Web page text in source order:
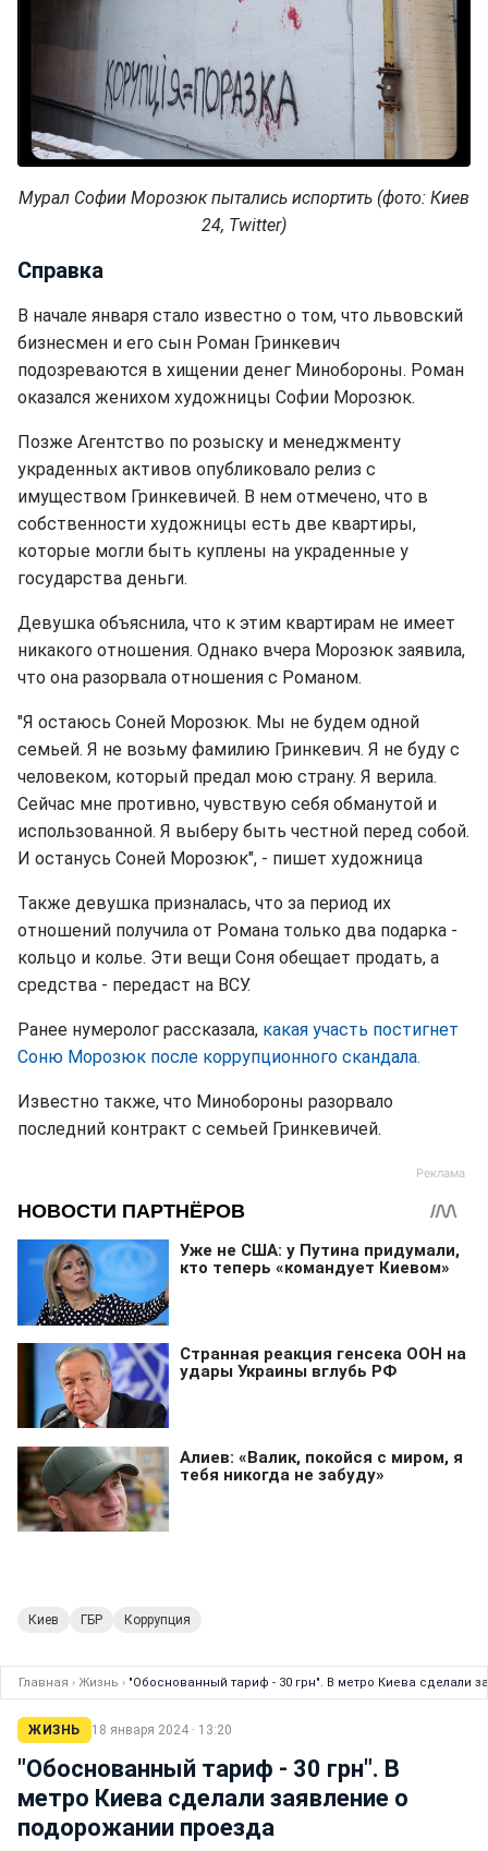
Мурал Софии Морозюк пытались испортить (фото: Киев
24, Twitter)
Справка
В начале января стало известно о том, что львовский
бизнесмен и его сын Роман Гринкевич
подозреваются в хищении денег Минобороны. Роман
оказался женихом художницы Софии Морозюк.
Позже Агентство по розыску и менеджменту
украденных активов опубликовало релиз с
имуществом Гринкевичей. В нем отмечено, что в
собственности художницы есть две квартиры,
которые могли быть куплены на украденные у
государства деньги.
Девушка объяснила, что к этим квартирам не имеет
никакого отношения. Однако вчера Морозюк заявила,
что она разорвала отношения с Романом.
"Я остаюсь Соней Морозюк. Мы не будем одной
семьей. Я не возьму фамилию Гринкевич. Я не буду с
человеком, который предал мою страну. Я верила.
Сейчас мне противно, чувствую себя обманутой и
использованной. Я выберу быть честной перед собой.
И останусь Соней Морозюк", - пишет художница
Также девушка призналась, что за период их
отношений получила от Романа только два подарка -
кольцо и колье. Эти вещи Соня обещает продать, а
средства - передаст на ВСУ.
Ранее нумеролог рассказала, какая участь постигнет
Соню Морозюк после коррупционного скандала.
Известно также, что Минобороны разорвало
последний контракт с семьей Гринкевичей.
Киев ГБР Коррупция
Главная › Жизнь › "Обоснованный тариф - 30 грн". В метро Киева сделали
ЖИЗНЬ 18 января 2024 · 13:20
"Обоснованный тариф - 30 грн". В
метро Киева сделали заявление о
подорожании проезда